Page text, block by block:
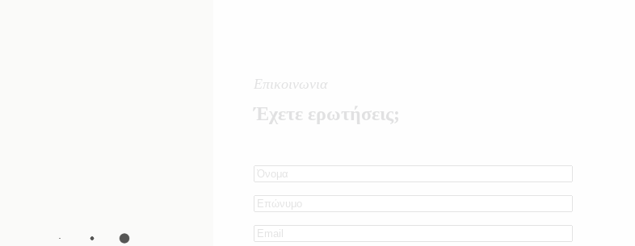
Επικοινωνια
Έχετε ερωτήσεις;